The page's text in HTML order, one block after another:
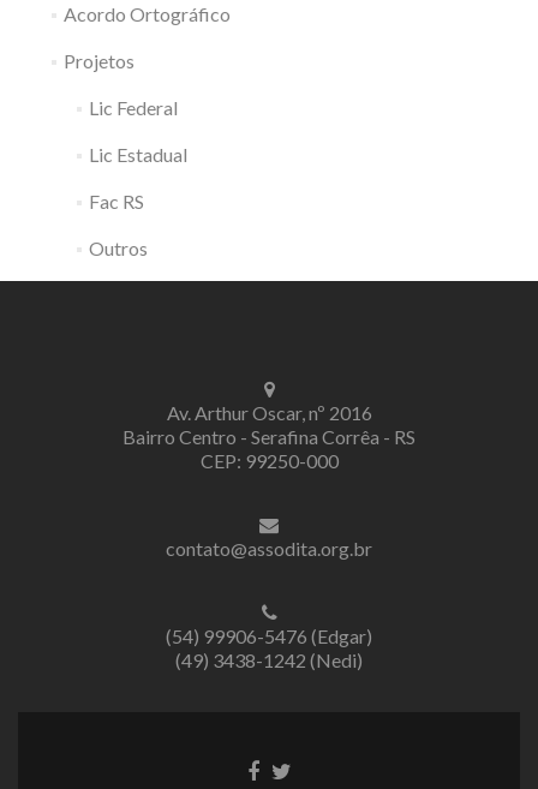
Acordo Ortográfico
Projetos
Lic Federal
Lic Estadual
Fac RS
Outros
Av. Arthur Oscar, nº 2016
Bairro Centro - Serafina Corrêa - RS
CEP: 99250-000
contato@assodita.org.br
(54) 99906-5476 (Edgar)
(49) 3438-1242 (Nedi)
LinkLink